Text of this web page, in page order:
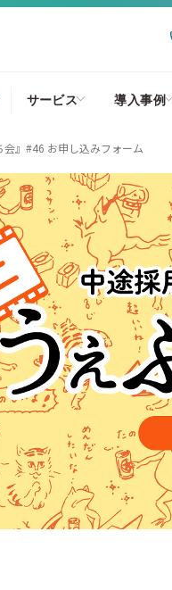
サービス 導入事例
』#46 お申し込みフォーム